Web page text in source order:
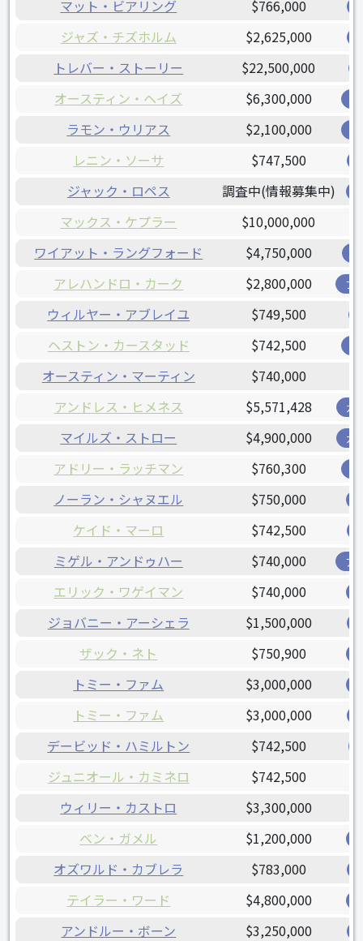
マット・ビアリング $766,000
ジャズ・チズホルム $2,625,000
トレバー・ストーリー $22,500,000
オースティン・ヘイズ $6,300,000
ラモン・ウリアス $2,100,000
レニン・ソーサ $747,500
ジャック・ロペス 調査中(情報募集中)
マックス・ケプラー $10,000,000
ワイアット・ラングフォード $4,750,000
アレハンドロ・カーク $2,800,000 ブ
ウィルヤー・アブレイユ $749,500
ヘストン・カースタッド $742,500
オースティン・マーティン $740,000
アンドレス・ヒメネス $5,571,428 ガ
マイルズ・ストロー $4,900,000 ガ
アドリー・ラッチマン $760,300
ノーラン・シャヌエル $750,000
ケイド・マーロ $742,500
ミゲル・アンドゥハー $740,000 ア
エリック・ワゲイマン $740,000
ジョバニー・アーシェラ $1,500,000
ザック・ネト $750,900
トミー・ファム $3,000,000
トミー・ファム $3,000,000
デービッド・ハミルトン $742,500
ジュニオール・カミネロ
$742,500
ウィリー・カストロ
$3,300,000
ベン・ガメル $1,200,000
オズワルド・カブレラ $783,000
テイラー・ワード $4,800,000
アンドルー・ボーン $3,250,000